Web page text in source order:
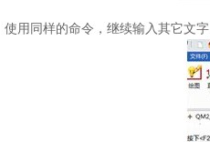
使用同样的命令，继续输入其它文